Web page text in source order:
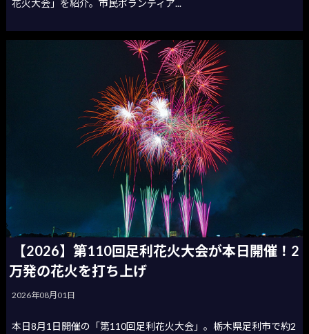
花火大会」を紹介。市民ボランティア...
【2026】第110回足利花火大会が本日開催！2
万発の花火を打ち上げ
2026年08月01日
本日8月1日開催の「第110回足利花火大会」。栃木県足利市で約2